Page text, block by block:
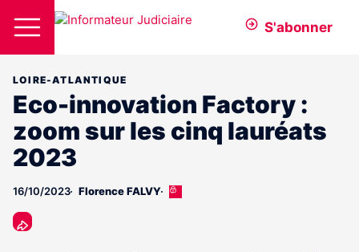
S'abonner
LOIRE-ATLANTIQUE
Eco-innovation Factory :
zoom sur les cinq lauréats
2023
16/10/2023 Florence FALVY
Cet